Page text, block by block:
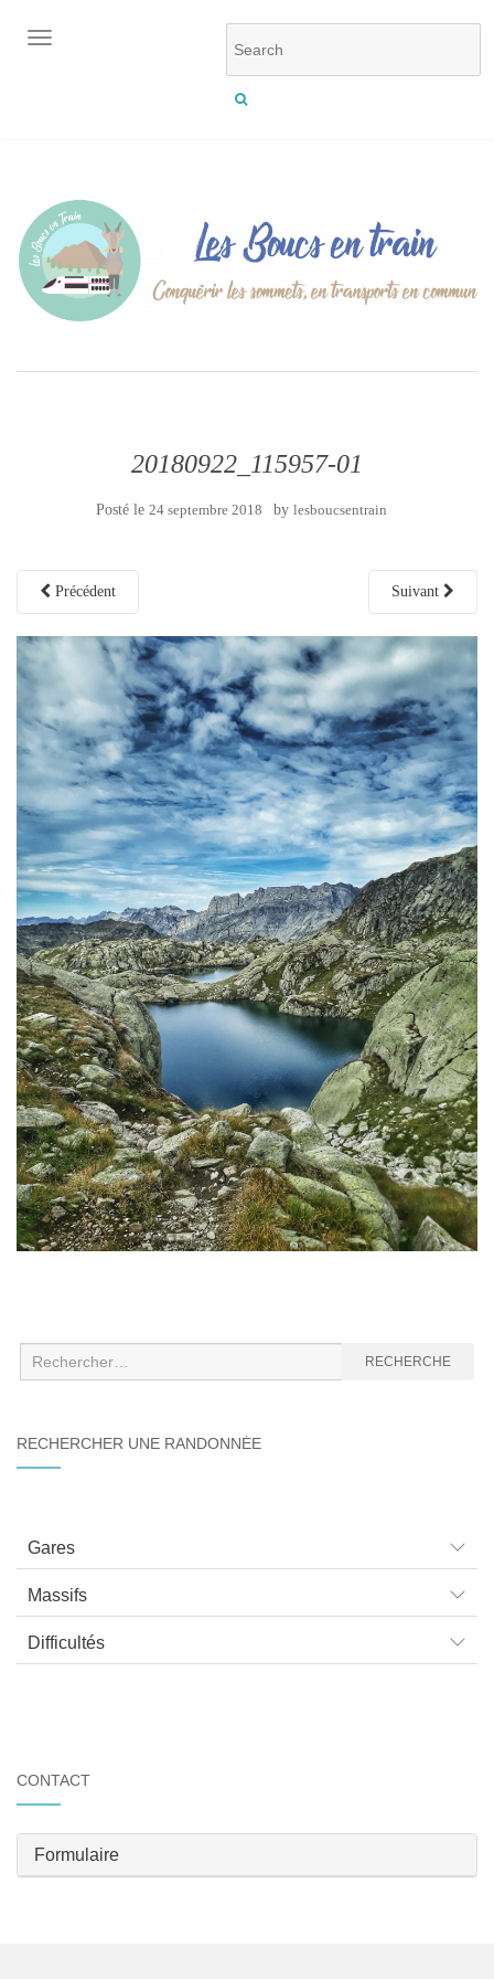
OUVRIR/FERMER LA NAVIGATION
20180922_115957-01
Posté le 24 septembre 2018 by lesboucsentrain
Précédent Suivant
Recherche
:
RECHERCHE
RECHERCHER UNE RANDONNÉE
Gares
Massifs
Difficultés
CONTACT
Formulaire